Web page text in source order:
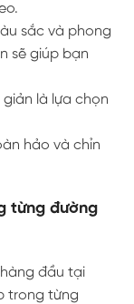
sắc và phong
sẽ giúp bạn
là lựa chọn
hảo và chỉn
từng đường
đầu tại
trong từng